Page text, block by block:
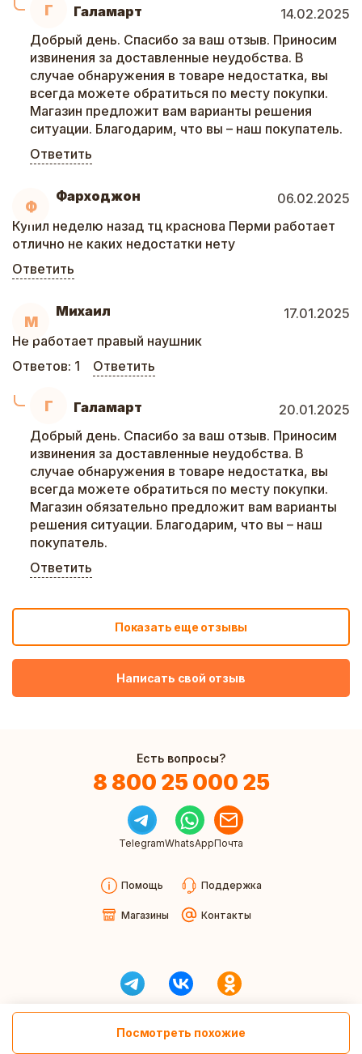
Посмотреть похожие
Г Галамарт
14.02.2025
Добрый день. Спасибо за ваш отзыв. Приносим
извинения за доставленные неудобства. В
случае обнаружения в товаре недостатка, вы
всегда можете обратиться по месту покупки.
Магазин предложит вам варианты решения
ситуации. Благодарим, что вы – наш покупатель.
Ответить
Ф
Фарходжон
06.02.2025
Купил неделю назад тц краснова Перми работает
отлично не каких недостатки нету
Ответить
М
Михаил
17.01.2025
Не работает правый наушник
Ответов: 1 Ответить
Г Галамарт
20.01.2025
Добрый день. Спасибо за ваш отзыв. Приносим
извинения за доставленные неудобства. В
случае обнаружения в товаре недостатка, вы
всегда можете обратиться по месту покупки.
Магазин обязательно предложит вам варианты
решения ситуации. Благодарим, что вы – наш
покупатель.
Ответить
Показать еще отзывы
Написать свой отзыв
Есть вопросы?
8 800 25 000 25
TelegramWhatsAppПочта
Помощь Поддержка
Магазины Контакты